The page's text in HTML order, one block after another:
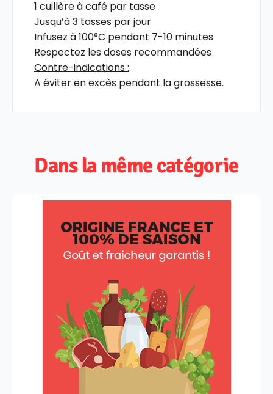
1 cuillère à café par tasse
Jusqu’à 3 tasses par jour
Infusez à 100°C pendant 7-10 minutes
Respectez les doses recommandées
Contre-indications :
A éviter en excès pendant la grossesse.
Dans la même catégorie